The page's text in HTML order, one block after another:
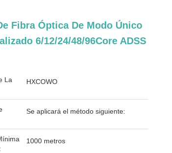
Fibra Óptica De Modo Único
6/12/24/48/96Core ADSS
La
HXCOWO
Se aplicará el método siguiente:
1000 metros